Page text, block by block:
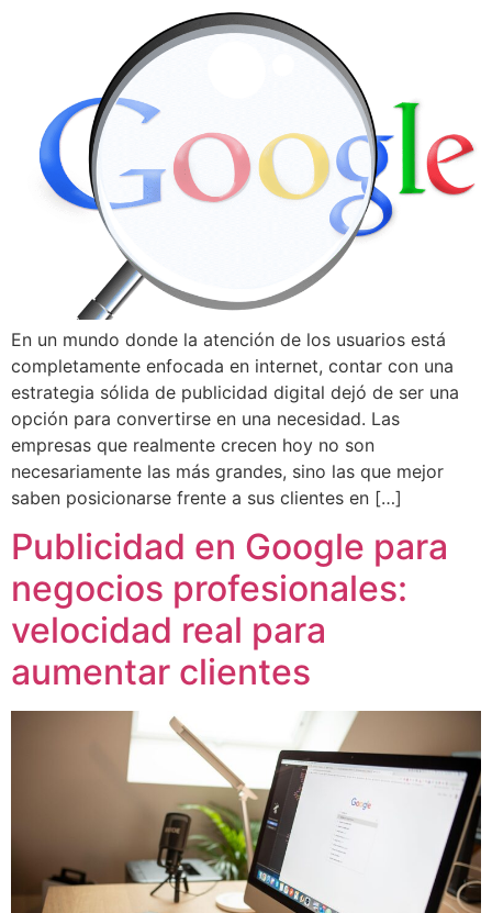
En un mundo donde la atención de los usuarios está
completamente enfocada en internet, contar con una
estrategia sólida de publicidad digital dejó de ser una
opción para convertirse en una necesidad. Las
empresas que realmente crecen hoy no son
necesariamente las más grandes, sino las que mejor
saben posicionarse frente a sus clientes en […]
Publicidad en Google para
negocios profesionales:
velocidad real para
aumentar clientes